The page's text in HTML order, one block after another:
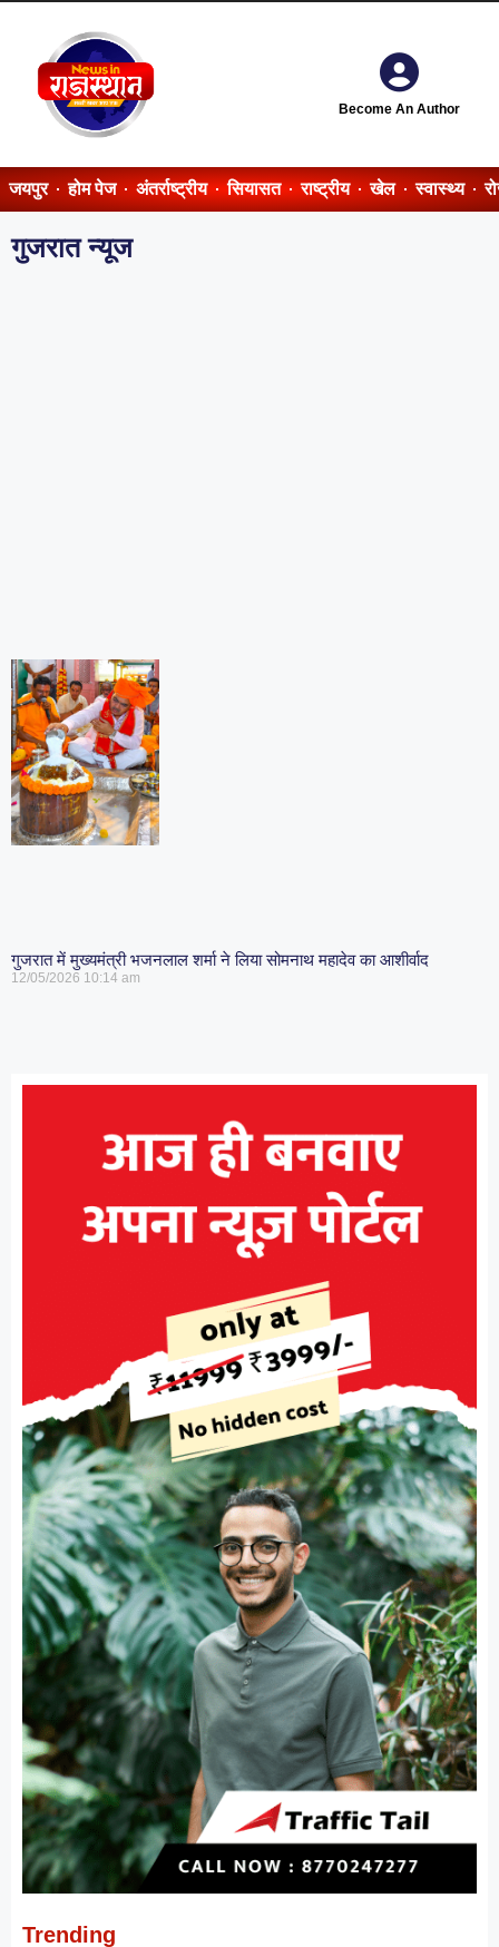
Become An Author
जयपुर होम पेज अंतर्राष्ट्रीय सियासत राष्ट्रीय खेल स्वास्थ्य
गुजरात न्यूज
गुजरात में मुख्यमंत्री भजनलाल शर्मा ने लिया सोमनाथ महादेव का आशीर्वाद
12/05/2026 10:14 am
Trending